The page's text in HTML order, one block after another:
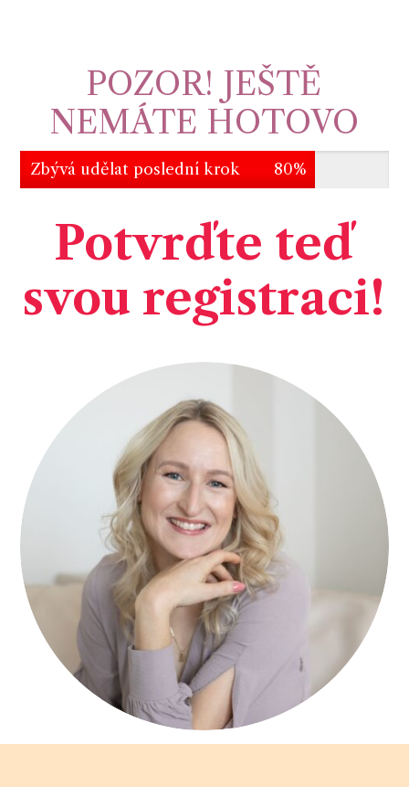
POZOR! JEŠTĚ
NEMÁTE HOTOVO
Zbývá udělat poslední krok 80%
Potvrďte teď
svou registraci!